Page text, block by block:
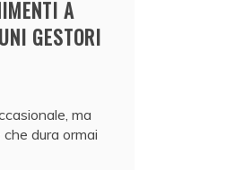
A
GESTORI
ma
dura ormai